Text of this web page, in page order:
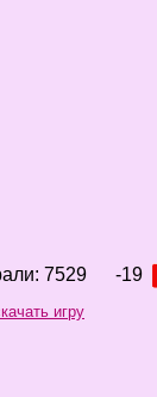
7529 -19
игру